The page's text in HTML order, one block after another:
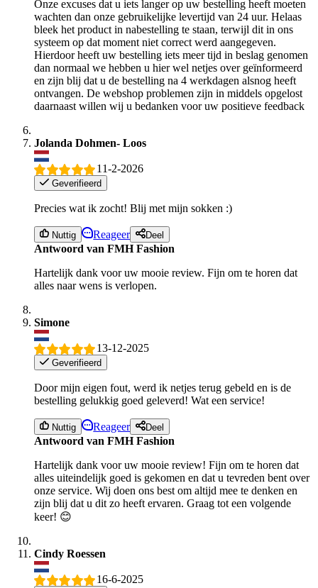
Onze excuses dat u iets langer op uw bestelling heeft moeten
wachten dan onze gebruikelijke levertijd van 24 uur. Helaas
bleek het product in nabestelling te staan, terwijl dit in ons
systeem op dat moment niet correct werd aangegeven.
Hierdoor heeft uw bestelling iets meer tijd in beslag genomen
dan normaal we hebben u hier wel netjes over geïnformeerd
en zijn blij dat u de bestelling na 4 werkdagen alsnog heeft
ontvangen. De webshop problemen zijn in middels opgelost
daarnaast willen wij u bedanken voor uw positieve feedback
Jolanda Dohmen- Loos
11-2-2026
Geverifieerd
Precies wat ik zocht! Blij met mijn sokken :)
Nuttig Reageer Deel
Antwoord van FMH Fashion
Hartelijk dank voor uw mooie review. Fijn om te horen dat
alles naar wens is verlopen.
Simone
13-12-2025
Geverifieerd
Door mijn eigen fout, werd ik netjes terug gebeld en is de
bestelling gelukkig goed geleverd! Wat een service!
Nuttig Reageer Deel
Antwoord van FMH Fashion
Hartelijk dank voor uw mooie review! Fijn om te horen dat
alles uiteindelijk goed is gekomen en dat u tevreden bent over
onze service. Wij doen ons best om altijd mee te denken en
zijn blij dat u dit zo heeft ervaren. Graag tot een volgende
keer! 😊
Cindy Roessen
16-6-2025